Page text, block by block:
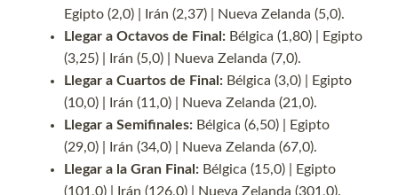
Egipto (2,0) | Irán (2,37) | Nueva Zelanda (5,0).
Llegar a Octavos de Final: Bélgica (1,80) | Egipto
(3,25) | Irán (5,0) | Nueva Zelanda (7,0).
Llegar a Cuartos de Final: Bélgica (3,0) | Egipto
(10,0) | Irán (11,0) | Nueva Zelanda (21,0).
Llegar a Semifinales: Bélgica (6,50) | Egipto
(29,0) | Irán (34,0) | Nueva Zelanda (67,0).
Llegar a la Gran Final: Bélgica (15,0) | Egipto
(101,0) | Irán (126,0) | Nueva Zelanda (301,0).